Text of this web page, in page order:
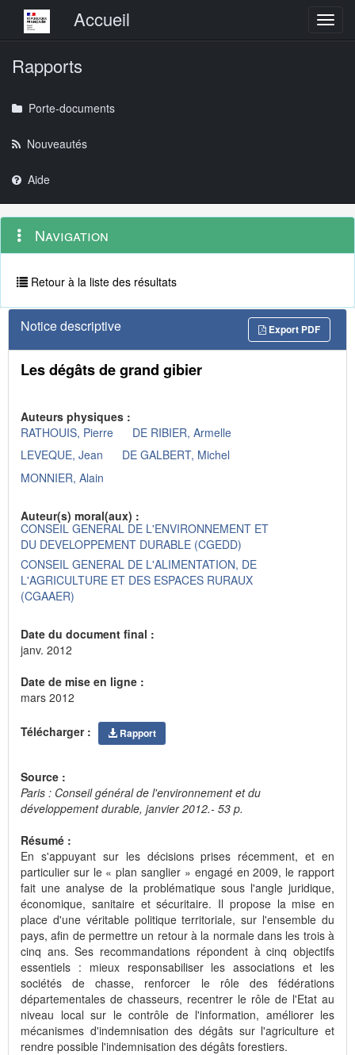
Menu principalAccueil
Rapports
Porte-documents
Nouveautés
Aide
Navigation
outils
Menu
contextuel
Navigation
Retour à la liste des résultats
Notice descriptive Export PDF
Les dégâts de grand gibier
Auteurs physiques :
RATHOUIS, Pierre
DE RIBIER, Armelle
LEVEQUE, Jean
DE GALBERT, Michel
MONNIER, Alain
Auteur(s) moral(aux) :
CONSEIL GENERAL DE L'ENVIRONNEMENT ET
DU DEVELOPPEMENT DURABLE (CGEDD)
CONSEIL GENERAL DE L'ALIMENTATION, DE
L'AGRICULTURE ET DES ESPACES RURAUX
(CGAAER)
Date du document final :
janv. 2012
Date de mise en ligne :
mars 2012
Télécharger : Rapport
Source :
Paris : Conseil général de l'environnement et du
développement durable, janvier 2012.- 53 p.
Résumé :
En s'appuyant sur les décisions prises récemment, et en
particulier sur le « plan sanglier » engagé en 2009, le rapport
fait une analyse de la problématique sous l'angle juridique,
économique, sanitaire et sécuritaire. Il propose la mise en
place d'une véritable politique territoriale, sur l'ensemble du
pays, afin de permettre un retour à la normale dans les trois à
cinq ans. Ses recommandations répondent à cinq objectifs
essentiels : mieux responsabiliser les associations et les
sociétés de chasse, renforcer le rôle des fédérations
départementales de chasseurs, recentrer le rôle de l'Etat au
niveau local sur le contrôle de l'information, améliorer les
mécanismes d'indemnisation des dégâts sur l'agriculture et
rendre possible l'indemnisation des dégâts forestiers.